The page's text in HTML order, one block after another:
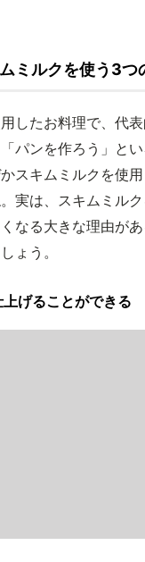
ミルクを使う3つ
したお料理で、代
パンを作ろう」と
スキムミルクを使
実は、スキムミル
なる大きな理由が
ょう。
げることができる